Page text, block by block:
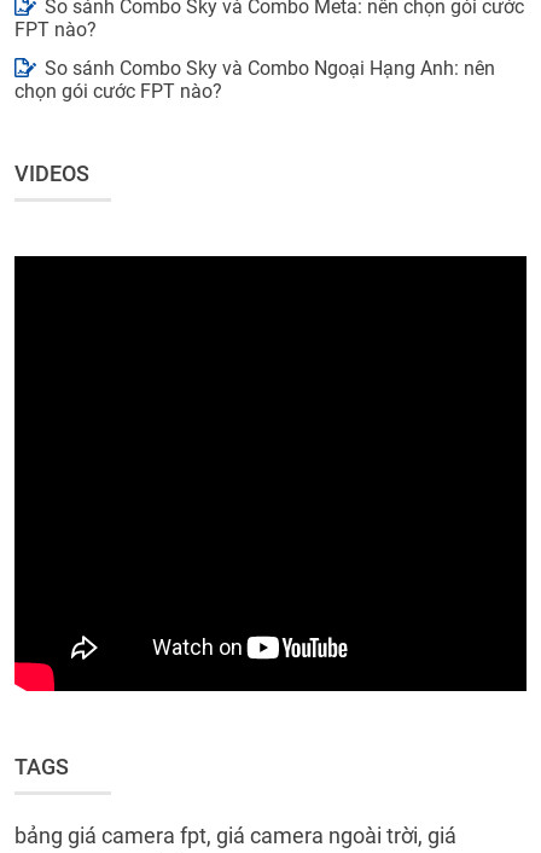
So sánh Combo Sky và Combo Meta: nên chọn gói cước
FPT nào?
So sánh Combo Sky và Combo Ngoại Hạng Anh: nên
chọn gói cước FPT nào?
VIDEOS
TAGS
bảng giá camera fpt, giá camera ngoài trời, giá